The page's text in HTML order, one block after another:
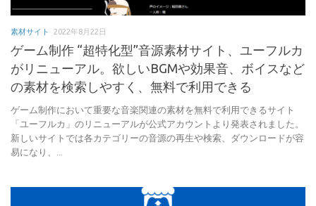
素材サイト 2022年8月22日
ゲーム制作 “超特化型”音源素材サイト、ユーフルカ
がリニューアル。欲しいBGMや効果音、ボイスなど
の素材を検索しやすく、無料で利用できる
ゲーム制作において重要な音楽関連の素材を無料で利用できるサイト
「ユーフルカ」のリニューアルが公式アカウントより発表されました。
新しいサイトでは各カテゴリーの音源の再生や検索、ダウンロードが容
易になり、...